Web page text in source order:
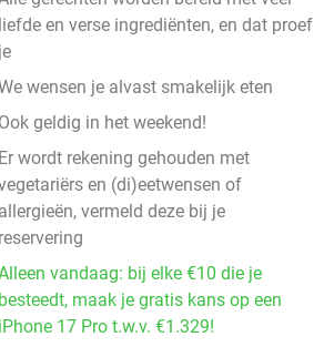
liefde en verse ingrediënten, en dat proef
je
wensen je alvast smakelijk eten
Ook geldig in het weekend!
Er wordt rekening gehouden met
en (di)eetwensen of
allergieën, vermeld deze bij je
reservering
vandaag: bij elke €10 die je
besteedt, maak je gratis kans op een
iPhone 17 Pro t.w.v. €1.329!